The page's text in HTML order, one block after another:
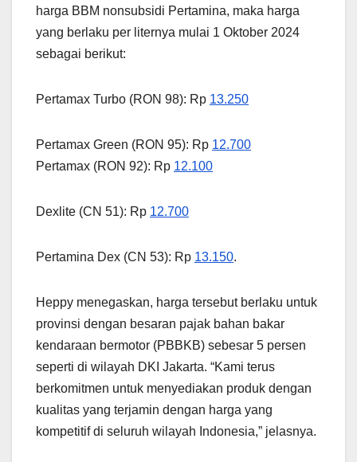
harga BBM nonsubsidi Pertamina, maka harga
yang berlaku per liternya mulai 1 Oktober 2024
sebagai berikut:
Pertamax Turbo (RON 98): Rp 13.250
Pertamax Green (RON 95): Rp 12.700
Pertamax (RON 92): Rp 12.100
Dexlite (CN 51): Rp 12.700
Pertamina Dex (CN 53): Rp 13.150.
Heppy menegaskan, harga tersebut berlaku untuk
provinsi dengan besaran pajak bahan bakar
kendaraan bermotor (PBBKB) sebesar 5 persen
seperti di wilayah DKI Jakarta. “Kami terus
berkomitmen untuk menyediakan produk dengan
kualitas yang terjamin dengan harga yang
kompetitif di seluruh wilayah Indonesia,” jelasnya.